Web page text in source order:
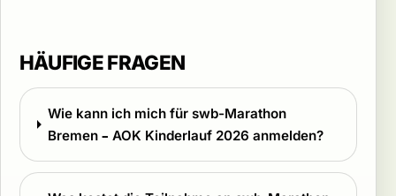
HÄUFIGE FRAGEN
Wie kann ich mich für swb-Marathon
Bremen – AOK Kinderlauf 2026 anmelden?